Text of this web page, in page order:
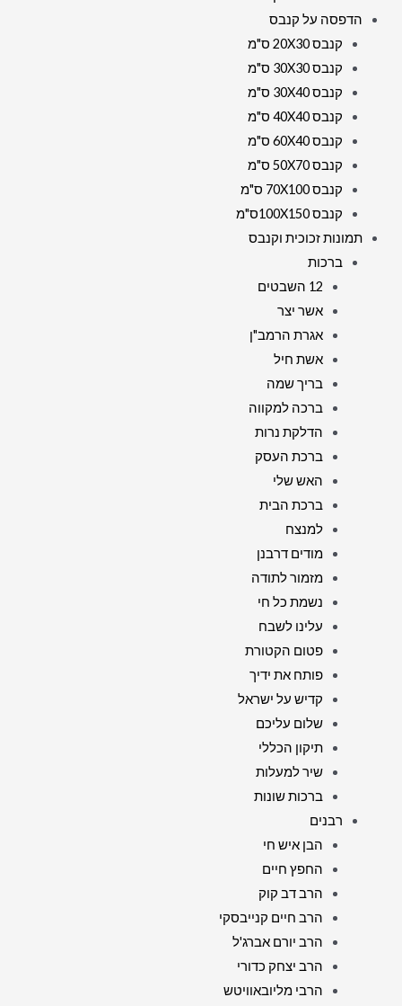
הדפסה על קנבס
קנבס 20X30 ס"מ
קנבס 30X30 ס"מ
קנבס 30X40 ס"מ
קנבס 40X40 ס"מ
קנבס 60X40 ס"מ
קנבס 50X70 ס"מ
קנבס 70X100 ס"מ
קנבס 100X150ס"מ
תמונות זכוכית וקנבס
ברכות
12 השבטים
אשר יצר
אגרת הרמב"ן
אשת חיל
בריך שמה
ברכה למקווה
הדלקת נרות
ברכת העסק
האש שלי
ברכת הבית
למנצח
מודים דרבנן
מזמור לתודה
נשמת כל חי
עלינו לשבח
פטום הקטורת
פותח את ידיך
קדיש על ישראל
שלום עליכם
תיקון הכללי
שיר למעלות
ברכות שונות
רבנים
הבן איש חי
החפץ חיים
הרב דב קוק
הרב חיים קנייבסקי
הרב יורם אברג'ל
הרב יצחק כדורי
הרבי מליובאוויטש